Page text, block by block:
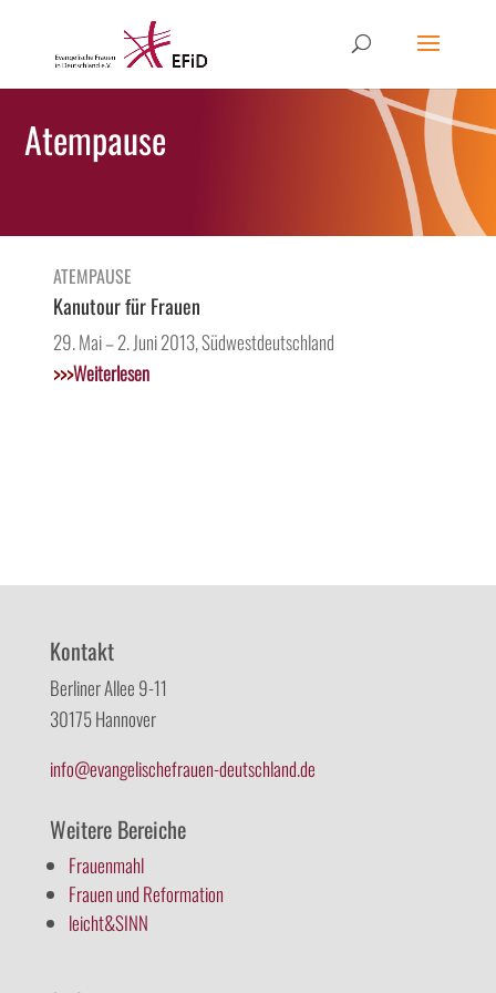
Atempause
ATEMPAUSE
Kanutour für Frauen
29. Mai – 2. Juni 2013, Südwestdeutschland
>>>Weiterlesen
Kontakt
Berliner Allee 9-11
30175 Hannover
info@evangelischefrauen-deutschland.de
Weitere Bereiche
Frauenmahl
Frauen und Reformation
leicht&SINN